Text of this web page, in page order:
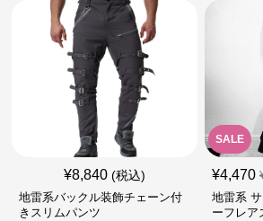
¥8,840 (税込)
地雷系バックル装飾チェーン付
きスリムパンツ
SALE
¥4,470
地雷系
ーフレア